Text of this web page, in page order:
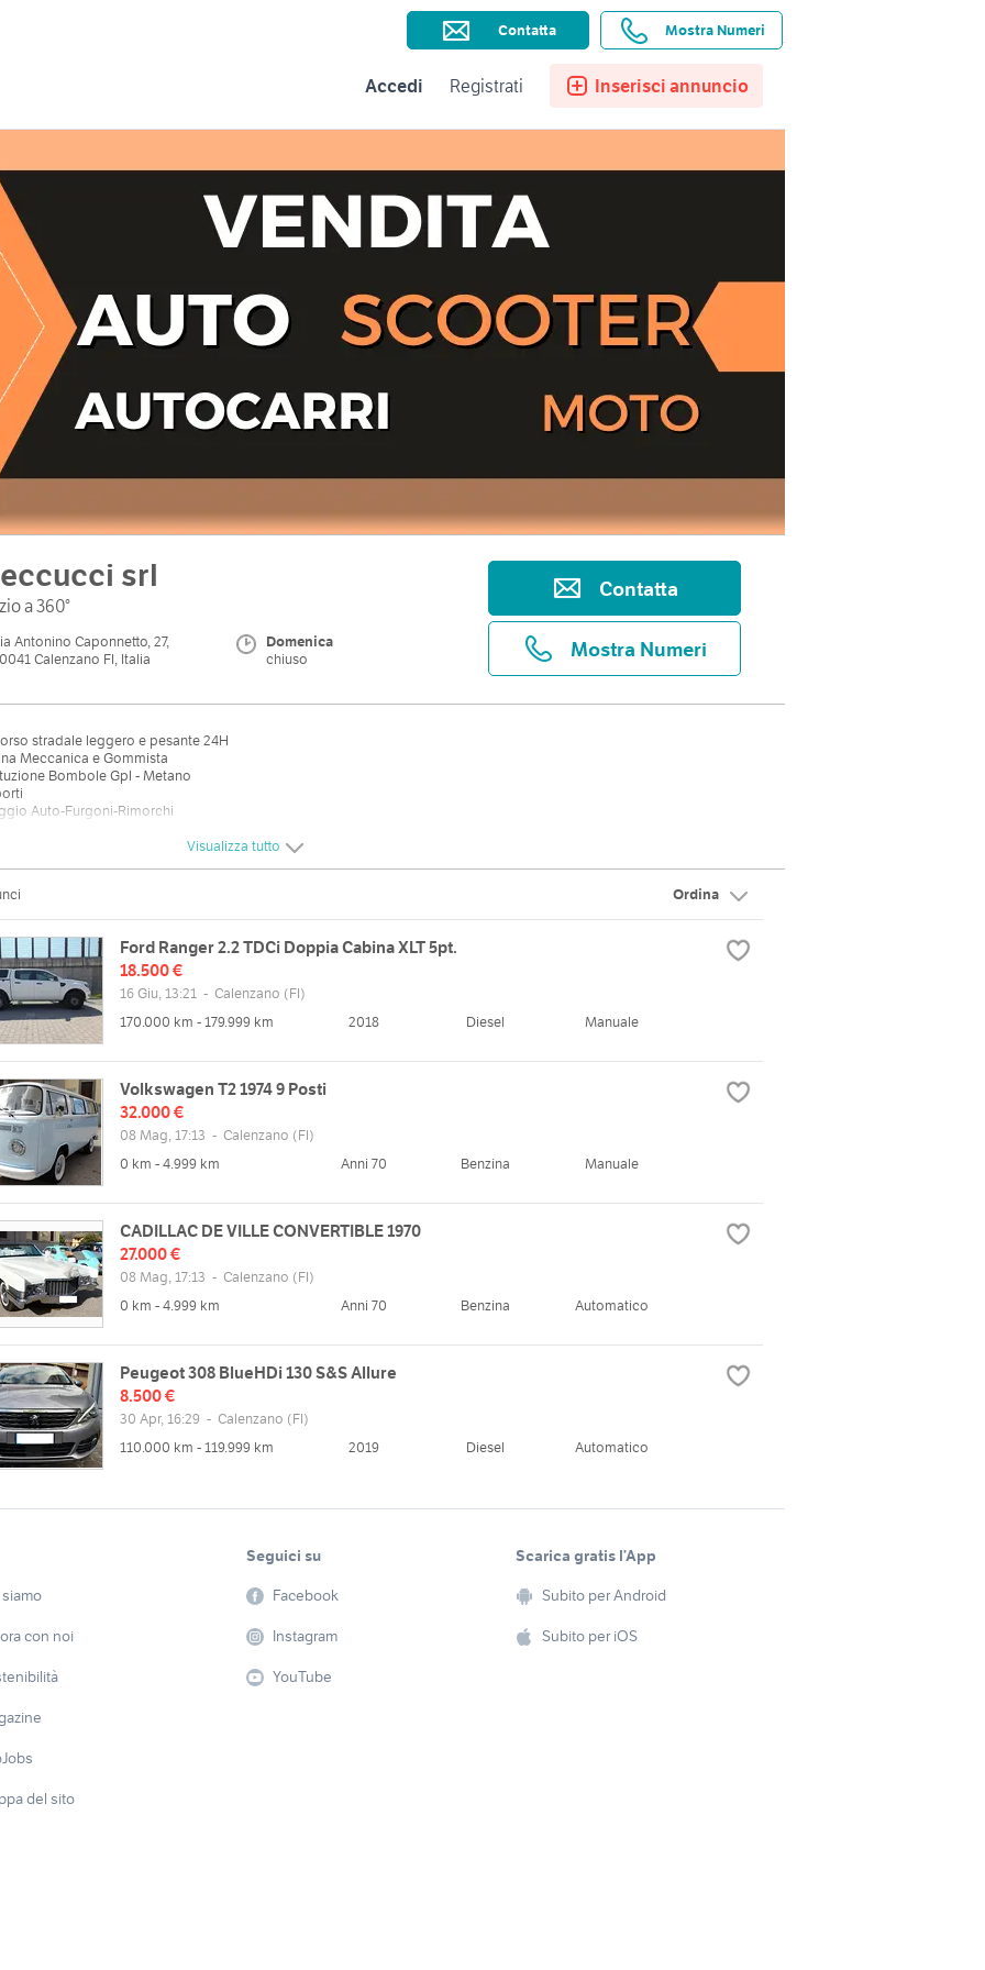
Subito per le Aziende Assistenza Ricerche salvate Preferiti
Accedi Registrati Inserisci annuncio
Contatta Mostra Numeri
srl
a 360°
Antonino Caponnetto, 27,
Calenzano FI, Italia
Domenica
chiuso
Contatta
Mostra Numeri
stradale leggero e pesante 24H
Meccanica e Gommista
Bombole Gpl - Metano
Auto-Furgoni-Rimorchi
Caponnetto, 27, 50041
FI, Italia
Mappa
checcucci.it
Orari
Lun
08:30 - 12:30 | 14:30 - 18:30
Mar
08:30 - 12:30 | 14:30 - 18:30
Ven
08:30 - 12:30 | 14:30 - 18:30
Sab
08:30 - 12:30 | chiuso
Visualizza tutto
Ordina
Ford Ranger 2.2 TDCi Doppia Cabina XLT 5pt.
18.500 €
16 Giu, 13:21 - Calenzano (FI)
170.000 km - 179.999 km
2018 Diesel Manuale
Volkswagen T2 1974 9 Posti
32.000 €
08 Mag, 17:13 - Calenzano (FI)
0 km - 4.999 km
Anni 70 Benzina Manuale
CADILLAC DE VILLE CONVERTIBLE 1970
27.000 €
08 Mag, 17:13 - Calenzano (FI)
0 km - 4.999 km
Anni 70 Benzina Automatico
Peugeot 308 BlueHDi 130 S&S Allure
8.500 €
30 Apr, 16:29 - Calenzano (FI)
110.000 km - 119.999 km
2019 Diesel Automatico
con noi
del sito
Seguici su
Facebook
Instagram
YouTube
Scarica gratis l’App
Subito per Android
Subito per iOS